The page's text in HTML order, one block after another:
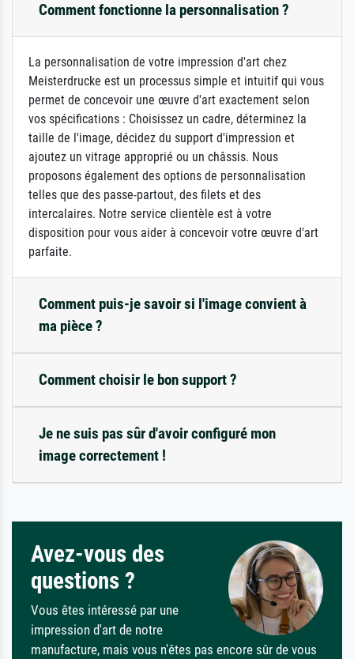
Comment fonctionne la personnalisation ?
La personnalisation de votre impression d'art chez
Meisterdrucke est un processus simple et intuitif qui vous
permet de concevoir une œuvre d'art exactement selon
vos spécifications : Choisissez un cadre, déterminez la
taille de l'image, décidez du support d'impression et
ajoutez un vitrage approprié ou un châssis. Nous
proposons également des options de personnalisation
telles que des passe-partout, des filets et des
intercalaires. Notre service clientèle est à votre
disposition pour vous aider à concevoir votre œuvre d'art
parfaite.
Comment puis-je savoir si l'image convient à
ma pièce ?
Comment choisir le bon support ?
Je ne suis pas sûr d'avoir configuré mon
image correctement !
Avez-vous des
questions ?
Vous êtes intéressé par une
impression d'art de notre
manufacture, mais vous n'êtes pas encore sûr de vous